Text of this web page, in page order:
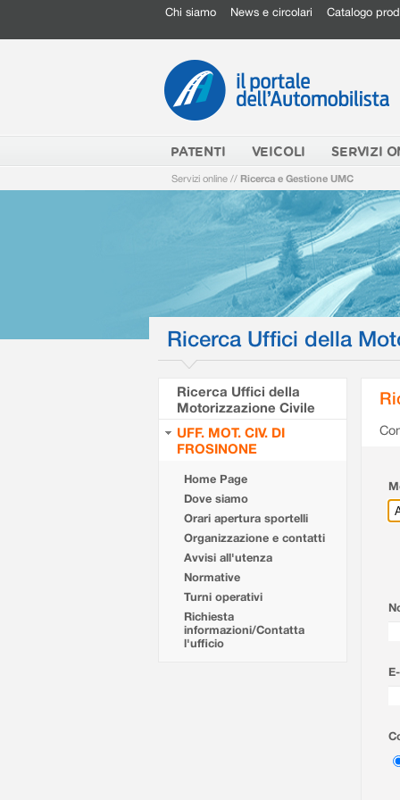
Chi siamo News e circolari Catalogo
PATENTI VEICOLI SERVIZI
Servizi online // Ricerca e Gestione UMC
Ricerca Uffici della
Ricerca Uffici della
Motorizzazione Civile
UFF. MOT. CIV. DI
FROSINONE
Home Page
Dove siamo
Orari apertura sportelli
Organizzazione e contatti
Avvisi all'utenza
Normative
Turni operativi
Richiesta
informazioni/Contatta
l'ufficio